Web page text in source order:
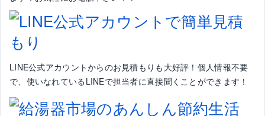
LINE公式アカウントからのお見積もりも大好評！個人情報不要
で、使いなれているLINEで担当者に直接聞くことができます！